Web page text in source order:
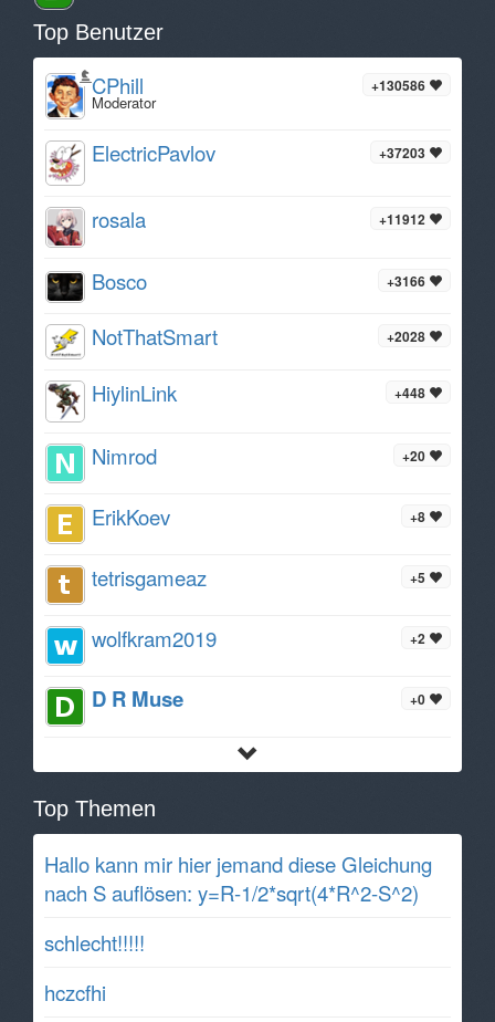
Top Benutzer
+130586
CPhill
Moderator
+37203
ElectricPavlov
+11912
rosala
+3166
Bosco
+2028
NotThatSmart
+448
HiylinLink
+20
Nimrod
+8
ErikKoev
+5
tetrisgameaz
+2
wolfkram2019
+0
D R Muse
Top Themen
Hallo kann mir hier jemand diese Gleichung
nach S auflösen: y=R-1/2*sqrt(4*R^2-S^2)
schlecht!!!!!
hczcfhi